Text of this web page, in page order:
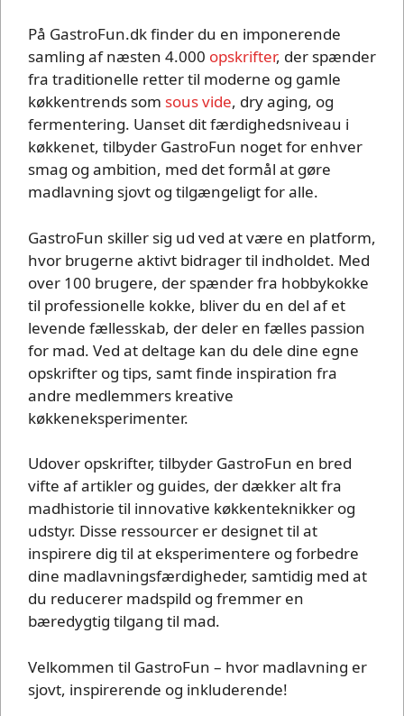
På GastroFun.dk finder du en imponerende
samling af næsten 4.000 opskrifter, der spænder
fra traditionelle retter til moderne og gamle
køkkentrends som sous vide, dry aging, og
fermentering. Uanset dit færdighedsniveau i
køkkenet, tilbyder GastroFun noget for enhver
smag og ambition, med det formål at gøre
madlavning sjovt og tilgængeligt for alle.
GastroFun skiller sig ud ved at være en platform,
hvor brugerne aktivt bidrager til indholdet. Med
over 100 brugere, der spænder fra hobbykokke
til professionelle kokke, bliver du en del af et
levende fællesskab, der deler en fælles passion
for mad. Ved at deltage kan du dele dine egne
opskrifter og tips, samt finde inspiration fra
andre medlemmers kreative
køkkeneksperimenter.
Udover opskrifter, tilbyder GastroFun en bred
vifte af artikler og guides, der dækker alt fra
madhistorie til innovative køkkenteknikker og
udstyr. Disse ressourcer er designet til at
inspirere dig til at eksperimentere og forbedre
dine madlavningsfærdigheder, samtidig med at
du reducerer madspild og fremmer en
bæredygtig tilgang til mad.
Velkommen til GastroFun – hvor madlavning er
sjovt, inspirerende og inkluderende!